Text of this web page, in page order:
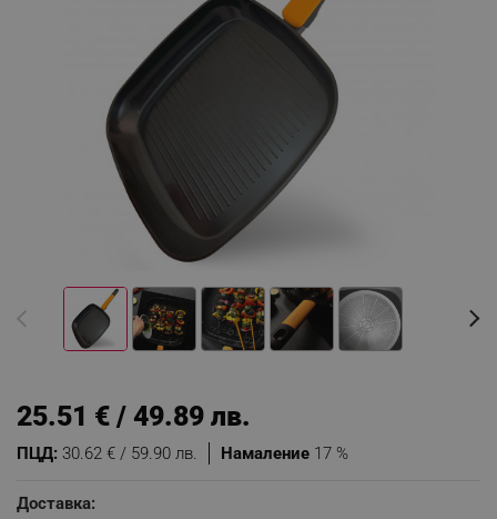
Намаление 17 %
ПЦД: 30.62 € / 59.90 лв.
25.51 € / 49.89 лв.
Доставка: